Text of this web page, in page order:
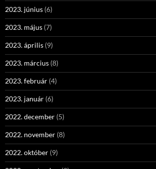
2023. június (6)
2023. május (7)
2023. április (9)
2023. március (8)
2023. február (4)
2023. január (6)
2022. december (5)
2022. november (8)
2022. október (9)